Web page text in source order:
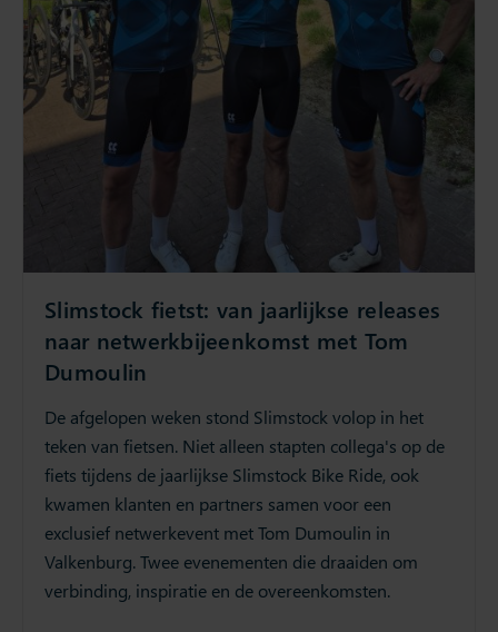
Slimstock fietst: van jaarlijkse releases
naar netwerkbijeenkomst met Tom
Dumoulin
De afgelopen weken stond Slimstock volop in het
teken van fietsen. Niet alleen stapten collega's op de
fiets tijdens de jaarlijkse Slimstock Bike Ride, ook
kwamen klanten en partners samen voor een
exclusief netwerkevent met Tom Dumoulin in
Valkenburg. Twee evenementen die draaiden om
verbinding, inspiratie en de overeenkomsten.